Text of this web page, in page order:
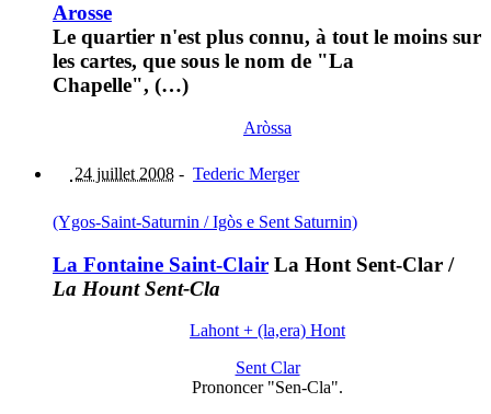
Arosse
Le quartier n'est plus connu, à tout le moins sur
les cartes, que sous le nom de "La
Chapelle", (…)
Aròssa
24 juillet 2008 - Tederic Merger
(Ygos-Saint-Saturnin / Igòs e Sent Saturnin)
La Fontaine Saint-Clair La Hont Sent-Clar /
La Hount Sent-Cla
Lahont + (la,era) Hont
Sent Clar
Prononcer "Sen-Cla".